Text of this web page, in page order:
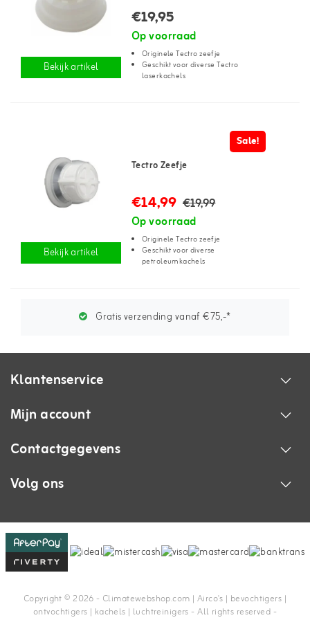
Bekijk artikel
€19,95
Op voorraad
Originele Tectro zeefje
Geschikt voor diverse Tectro
laserkachels
Bekijk artikel
Sale!
Tectro Zeefje
€14,99 €19,99
Op voorraad
Originele Tectro zeefje
Geschikt voor diverse
petroleumkachels
Gratis verzending vanaf €75,-*
Klantenservice
Mijn account
Contactgegevens
Volg ons
Copyright © 2026 - Climatewebshop.com | Airco's | bevochtigers |
ontvochtigers | kachels | luchtreinigers - All rights reserved -